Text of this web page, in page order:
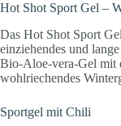
Hot Shot Sport Gel –
Das Hot Shot Sport
einziehendes und
Bio-Aloe-vera-Gel mit
wohlriechendes
Sportgel mit Chili